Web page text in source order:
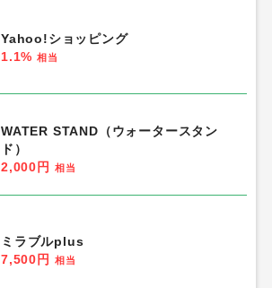
Yahoo!ショッピング
1.1% 相当
WATER STAND（ウォータースタン
ド）
2,000円
相当
ミラブルplus
7,500円
相当